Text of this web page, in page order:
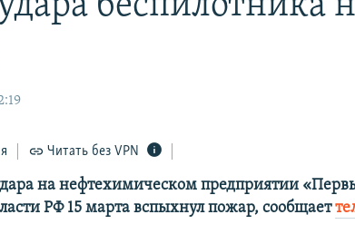
Читать без VPN
на нефтехимическом предприятии
РФ 15 марта вспыхнул пожар, сообщает